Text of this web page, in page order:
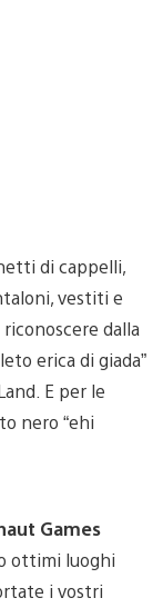
di cappelli,
vestiti e
dalla
erica di giada”
E per le
nero “ehi
Games
ottimi luoghi
i vostri